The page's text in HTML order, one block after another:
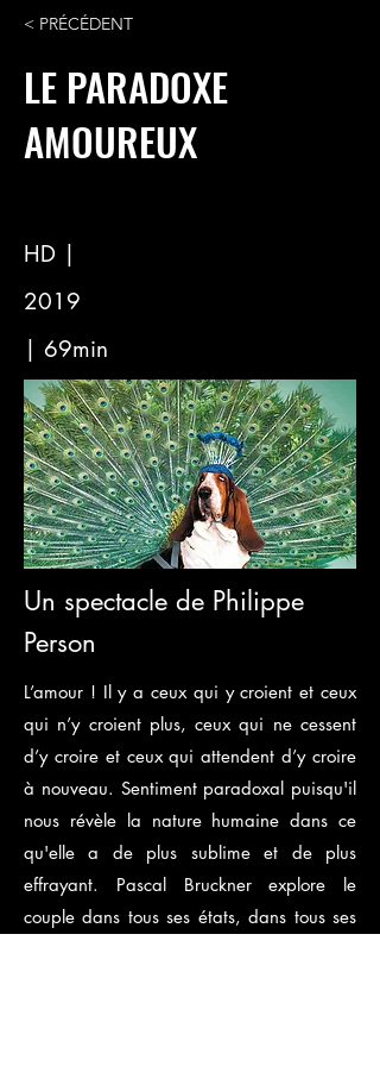
< PRÉCÉDENT
LE PARADOXE
AMOUREUX
HD |
2019
| 69min
Un spectacle de Philippe
Person
L’amour ! Il y a ceux qui y croient et ceux
qui n’y croient plus, ceux qui ne cessent
d’y croire et ceux qui attendent d’y croire
à nouveau. Sentiment paradoxal puisqu'il
nous révèle la nature humaine dans ce
qu'elle a de plus sublime et de plus
effrayant. Pascal Bruckner explore le
couple dans tous ses états, dans tous ses